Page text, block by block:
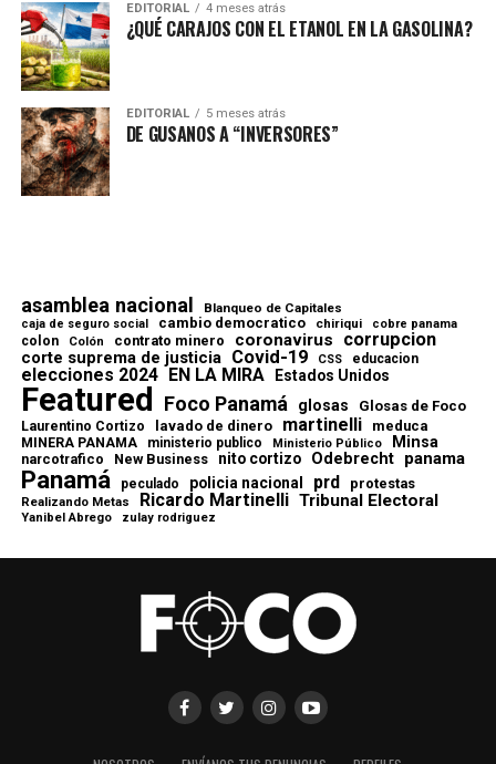
EDITORIAL 4 meses atrás
¿QUÉ CARAJOS CON EL ETANOL EN LA GASOLINA?
EDITORIAL 5 meses atrás
DE GUSANOS A “INVERSORES”
asamblea nacional Blanqueo de Capitales
caja de seguro social cambio democratico chiriqui cobre panama
colon Colón contrato minero coronavirus corrupcion
corte suprema de justicia Covid-19 CSS educacion
elecciones 2024 EN LA MIRA Estados Unidos
Featured Foco Panamá glosas Glosas de Foco
Laurentino Cortizo lavado de dinero martinelli meduca
MINERA PANAMA ministerio publico Ministerio Público Minsa
narcotrafico New Business nito cortizo Odebrecht panama
Panamá peculado policia nacional prd protestas
Realizando Metas Ricardo Martinelli Tribunal Electoral
Yanibel Abrego zulay rodriguez